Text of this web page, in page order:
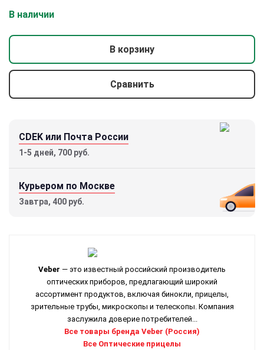
В наличии
В корзину
Сравнить
CDEK или Почта России
1-5 дней, 700 руб.
Курьером по Москве
Завтра, 400 руб.
Veber — это известный российский производитель
оптических приборов, предлагающий широкий
ассортимент продуктов, включая бинокли, прицелы,
зрительные трубы, микроскопы и телескопы. Компания
заслужила доверие потребителей...
Все товары бренда Veber (Россия)
Все Оптические прицелы